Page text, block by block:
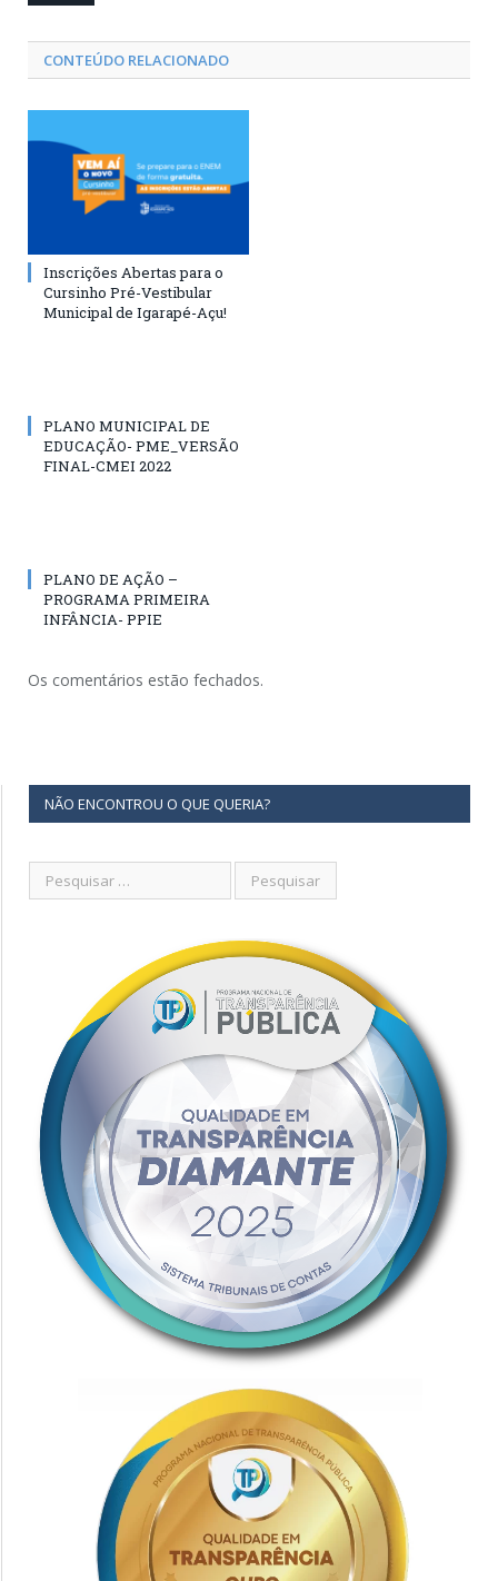
CONTEÚDO RELACIONADO
Inscrições Abertas para o
Cursinho Pré-Vestibular
Municipal de Igarapé-Açu!
PLANO MUNICIPAL DE
EDUCAÇÃO- PME_VERSÃO
FINAL-CMEI 2022
PLANO DE AÇÃO –
PROGRAMA PRIMEIRA
INFÂNCIA- PPIE
Os comentários estão fechados.
NÃO ENCONTROU O QUE QUERIA?